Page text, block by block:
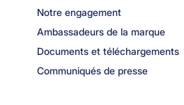
Notre engagement
Ambassadeurs de la marque
Documents et téléchargements
Communiqués de presse